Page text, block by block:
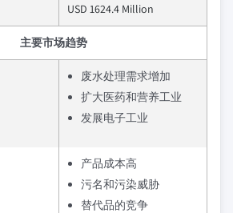
USD 1624.4 Million
主要市场趋势
废水处理需求增加
扩大医药和营养工业
发展电子工业
产品成本高
污名和污染威胁
替代品的竞争